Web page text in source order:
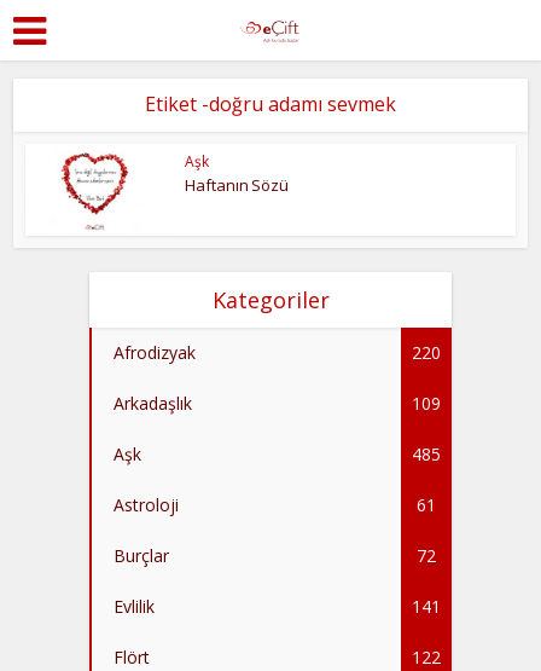
Etiket -doğru adamı sevmek
Aşk
Haftanın Sözü
Kategoriler
Afrodizyak 220
Arkadaşlık 109
Aşk 485
Astroloji 61
Burçlar 72
Evlilik 141
Flört 122